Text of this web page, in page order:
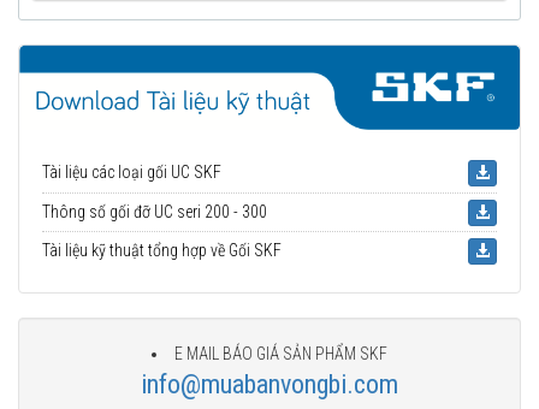
Tài liệu các loại gối UC SKF
Thông số gối đỡ UC seri 200 - 300
Tài liệu kỹ thuật tổng hợp về Gối SKF
E MAIL BÁO GIÁ SẢN PHẨM SKF
info@muabanvongbi.com